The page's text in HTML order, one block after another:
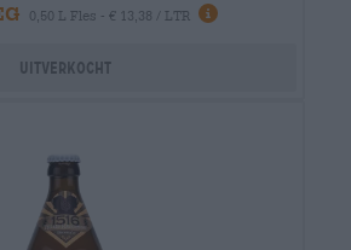
0,50 L Fles - € 13,38 / LTR
Uitverkocht